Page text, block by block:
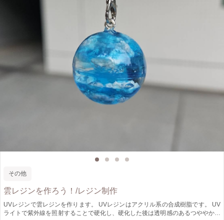
その他
雲レジンを作ろう！/レジン制作
UVレジンで雲レジンを作ります。 UVレジンはアクリル系の合成樹脂です。 UV
ライトで紫外線を照射することで硬化し、硬化した後は透明感のあるつややかな